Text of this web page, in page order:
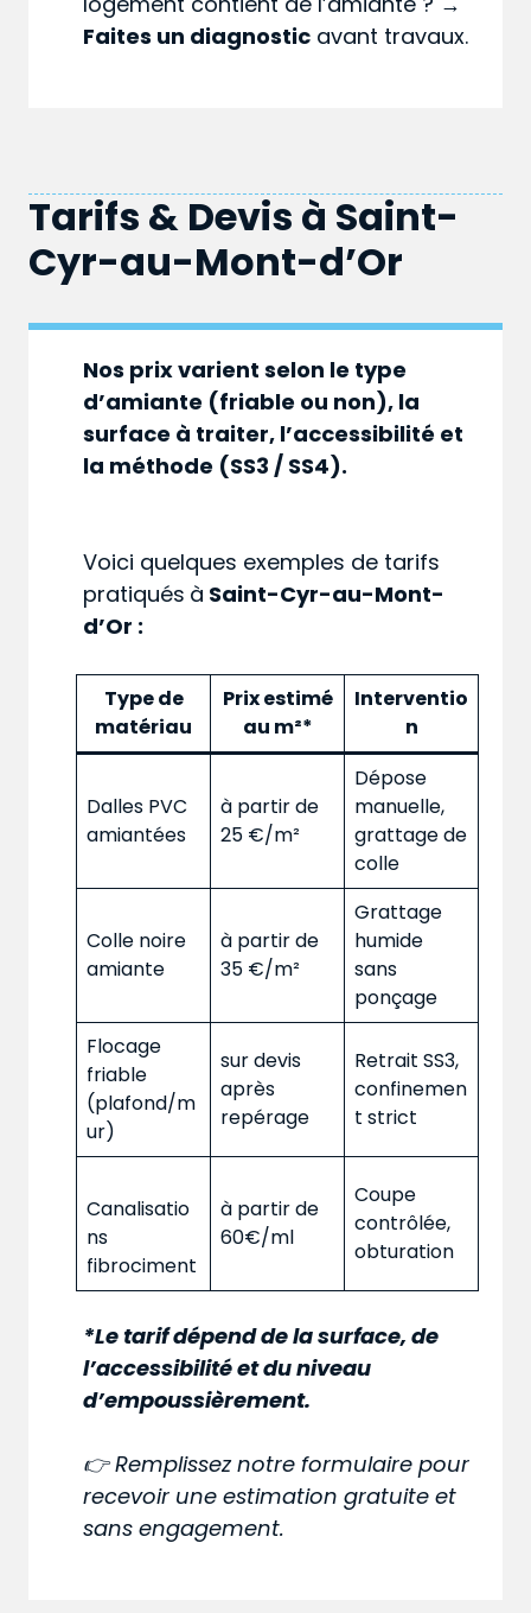
Faites un diagnostic avant travaux.
Tarifs & Devis à Saint-
Cyr-au-Mont-d’Or
Nos prix varient selon le type
d’amiante (friable ou non), la
surface à traiter, l’accessibilité et
la méthode (SS3 / SS4).
Voici quelques exemples de tarifs
pratiqués à Saint-Cyr-au-Mont-
d’Or :
Type de
matériau
Prix estimé
au m²*
Interventio
n
Dalles PVC
amiantées
à partir de
25 €/m²
Dépose
manuelle,
grattage de
colle
Colle noire
amiante
à partir de
35 €/m²
Grattage
humide
sans
ponçage
Flocage
friable
(plafond/m
ur)
sur devis
après
repérage
Retrait SS3,
confinemen
t strict
Canalisatio
ns
fibrociment
à partir de
60€/ml
Coupe
contrôlée,
obturation
*Le tarif dépend de la surface, de
l’accessibilité et du niveau
d’empoussièrement.
👉 Remplissez notre formulaire pour
recevoir une estimation gratuite et
sans engagement.